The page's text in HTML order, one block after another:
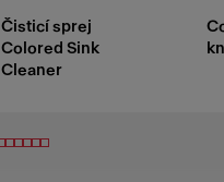
Čisticí sprej
Colored Sink
Cleaner